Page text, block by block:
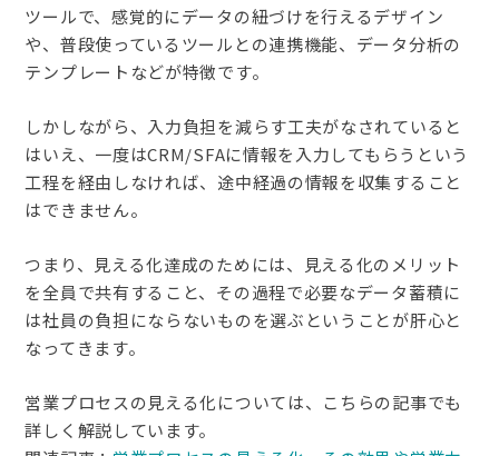
ツールで、感覚的にデータの紐づけを行えるデザイン
や、普段使っているツールとの連携機能、データ分析の
テンプレートなどが特徴です。
しかしながら、入力負担を減らす工夫がなされていると
はいえ、一度はCRM/SFAに情報を入力してもらうという
工程を経由しなければ、途中経過の情報を収集すること
はできません。
つまり、見える化達成のためには、見える化のメリット
を全員で共有すること、その過程で必要なデータ蓄積に
は社員の負担にならないものを選ぶということが肝心と
なってきます。
営業プロセスの見える化については、こちらの記事でも
詳しく解説しています。